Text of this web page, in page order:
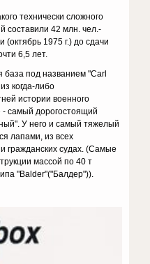
технически сложного
составили 42 млн. чел.-
(октябрь 1975 г.) до сдачи
6,5 лет.
база под названием "Carl
когда-либо
истории военного
- самый дорогостоящий
У него и самый тяжелый
лапами, из всех
гражданских судах. (Самые
массой по 40 т
"Balder"("Балдер")).